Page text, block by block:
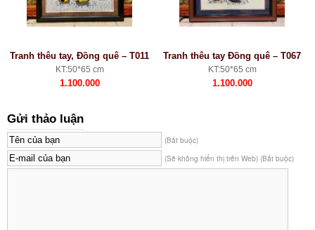
Tranh thêu tay, Đồng quê – T011
KT:50*65 cm
1.100.000
Tranh thêu tay Đồng quê – T067
KT:50*65 cm
1.100.000
Gửi thảo luận
(Bắt buộc)
(Sẽ không hiển thị trên Web) (Bắt buộc)